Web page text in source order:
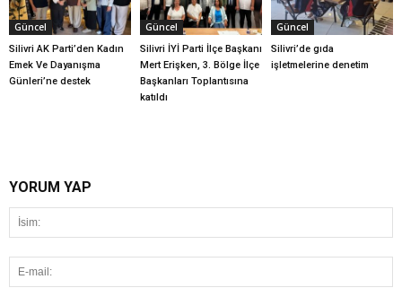
Güncel
Silivri AK Parti’den Kadın
Emek Ve Dayanışma
Günleri’ne destek
Güncel
Silivri İYİ Parti İlçe Başkanı
Mert Erişken, 3. Bölge İlçe
Başkanları Toplantısına
katıldı
Güncel
Silivri’de gıda
işletmelerine denetim
YORUM YAP